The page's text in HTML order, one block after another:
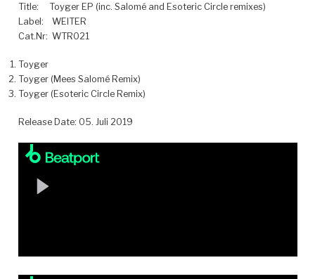
Title:
Toyger EP (inc. Salomé and Esoteric Circle remixes)
Label:
WEITER
Cat.Nr: WTR021
Toyger
Toyger (Mees Salomé Remix)
Toyger (Esoteric Circle Remix)
Release Date: 05. Juli 2019